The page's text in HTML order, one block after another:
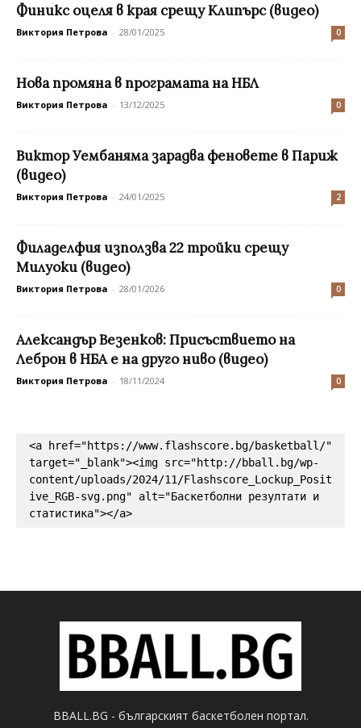
Финикс оцеля в края срещу Клипърс (видео)
Виктория Петрова - 28/01/2025 0
Нова промяна в програмата на НБЛ
Виктория Петрова - 13/12/2025 0
Виктор Уембаняма зарадва феновете в Париж
(видео)
Виктория Петрова - 24/01/2025 2
Филаделфия използва 22 тройки срещу
Милуоки (видео)
Виктория Петрова - 28/01/2026 0
Александър Везенков: Присъствието на
Леброн в НБА е на друго ниво (видео)
Виктория Петрова - 18/11/2024 0
<a href="https://www.flashscore.bg/basketball/"
target="_blank"><img src="http://bball.bg/wp-
content/uploads/2024/11/Flashscore_Lockup_Posit
ive_RGB-svg.png" alt="Баскетболни резултати и
статистика"></a>
BBALL.BG - българският баскетболен портал.